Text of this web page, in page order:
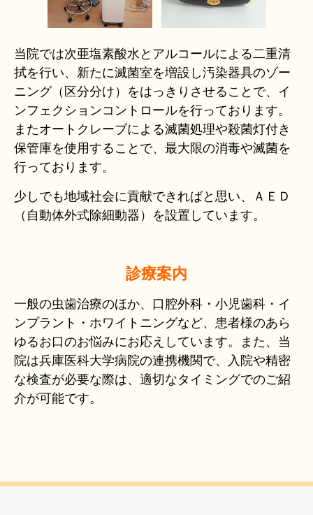
当院では次亜塩素酸水とアルコールによる二重清
拭を行い、新たに滅菌室を増設し汚染器具のゾー
ニング（区分分け）をはっきりさせることで、イ
ンフェクションコントロールを行っております。
またオートクレーブによる滅菌処理や殺菌灯付き
保管庫を使用することで、最大限の消毒や滅菌を
行っております。
少しでも地域社会に貢献できればと思い、ＡＥＤ
（自動体外式除細動器）を設置しています。
診療案内
一般の虫歯治療のほか、口腔外科・小児歯科・イ
ンプラント・ホワイトニングなど、患者様のあら
ゆるお口のお悩みにお応えしています。また、当
院は兵庫医科大学病院の連携機関で、入院や精密
な検査が必要な際は、適切なタイミングでのご紹
介が可能です。